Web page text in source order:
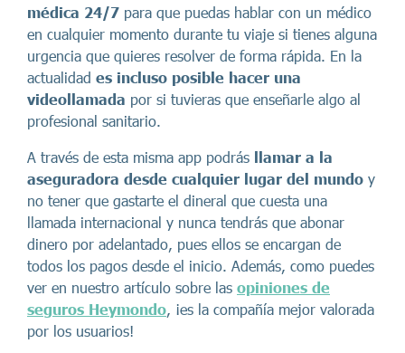
médica 24/7 para que puedas hablar con un médico
en cualquier momento durante tu viaje si tienes alguna
urgencia que quieres resolver de forma rápida. En la
actualidad es incluso posible hacer una
videollamada por si tuvieras que enseñarle algo al
profesional sanitario.
A través de esta misma app podrás llamar a la
aseguradora desde cualquier lugar del mundo y
no tener que gastarte el dineral que cuesta una
llamada internacional y nunca tendrás que abonar
dinero por adelantado, pues ellos se encargan de
todos los pagos desde el inicio. Además, como puedes
ver en nuestro artículo sobre las opiniones de
seguros Heymondo , ¡es la compañía mejor valorada
por los usuarios!